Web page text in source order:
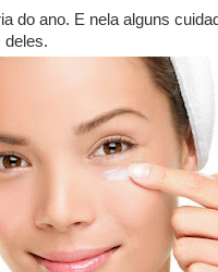
do ano. E nela alguns
deles.